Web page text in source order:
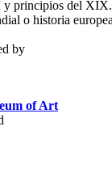
principios del XIX.
o historia
by
of Art